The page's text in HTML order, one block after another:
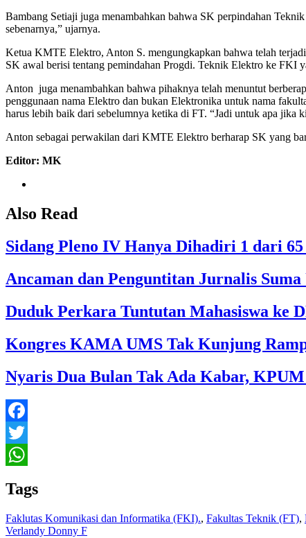
Bambang Setiaji juga menambahkan bahwa SK perpindahan
sebenarnya,” ujarnya.
Ketua KMTE Elektro, Anton S. mengungkapkan bahwa telah
SK awal berisi tentang pemindahan Progdi. Teknik Elektro ke FKI
Anton juga menambahkan bahwa pihaknya telah menuntut
penggunaan nama Elektro dan bukan Elektronika untuk nama
harus lebih baik dari sebelumnya ketika di FT. “Jadi untuk apa jika
Anton sebagai perwakilan dari KMTE Elektro berharap SK yang
Editor: MK
Also Read
Sidang Pleno IV Hanya Dihadiri 1 dari
Ancaman dan Penguntitan Jurnalis
Duduk Perkara Tuntutan Mahasiswa ke
Kongres KAMA UMS Tak Kunjung
Nyaris Dua Bulan Tak Ada Kabar,
Facebook
Twitter
Tags
Faklutas Komunikasi dan Informatika (FKI)., Fakultas Teknik (FT),
Verlandy Donny F